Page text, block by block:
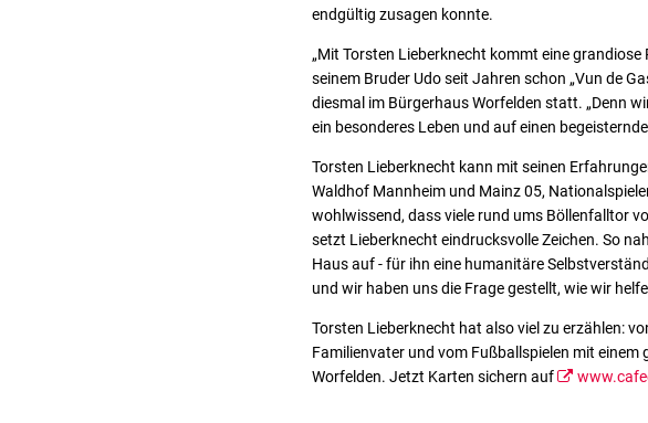
endgültig zusagen konnte.
„Mit Torsten Lieberknecht kommt eine
seinem Bruder Udo seit Jahren schon „Vun de
diesmal im Bürgerhaus Worfelden statt. „Denn
ein besonderes Leben und auf einen
Torsten Lieberknecht kann mit seinen
Waldhof Mannheim und Mainz 05,
wohlwissend, dass viele rund ums Böllenfalltor
setzt Lieberknecht eindrucksvolle Zeichen. So
Haus auf - für ihn eine humanitäre
und wir haben uns die Frage gestellt, wie wir
Torsten Lieberknecht hat also viel zu erzählen:
Familienvater und vom Fußballspielen mit einem
Worfelden. Jetzt Karten sichern auf